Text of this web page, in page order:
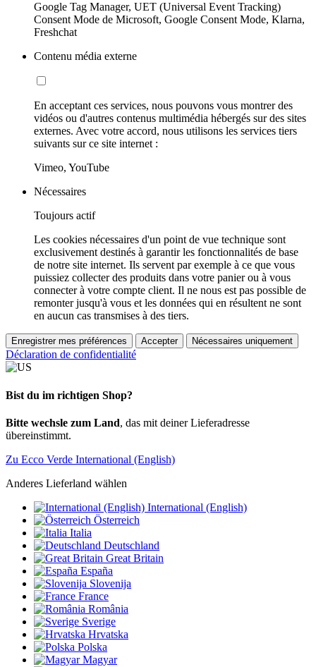
Google Tag Manager, UET (Universal Event Tracking)
Consent Mode de Microsoft, Google Consent Mode, Klarna,
Freshchat
Contenu média externe
En acceptant ces services, nous pouvons vous montrer des
vidéos ou d'autres contenus multimédia hébergés sur des sites
externes. Avec votre accord, nous utilisons les services tiers
suivants sur ce site internet :
Vimeo, YouTube
Nécessaires
Toujours actif
Les cookies nécessaires d'un point de vue technique sont
exclusivement destinés à garantir les fonctionnalités de base
de notre site internet. Ils servent par exemple à ce que vous
puissiez collecter des produits dans votre panier ou à vous
connecter à votre compte client. Il ne nous est pas possible de
remonter jusqu'à vous et les données qui en résultent ne sont
en aucun cas transmises à des tiers.
Enregistrer mes préférences Accepter Nécessaires uniquement
Déclaration de confidentialité
Bist du im richtigen Shop?
Bitte wechsle zum Land, das mit deiner Lieferadresse
übereinstimmt.
Zu Ecco Verde International (English)
Anderes Lieferland wählen
International (English)
Österreich
Italia
Deutschland
Great Britain
España
Slovenija
France
România
Sverige
Hrvatska
Polska
Magyar